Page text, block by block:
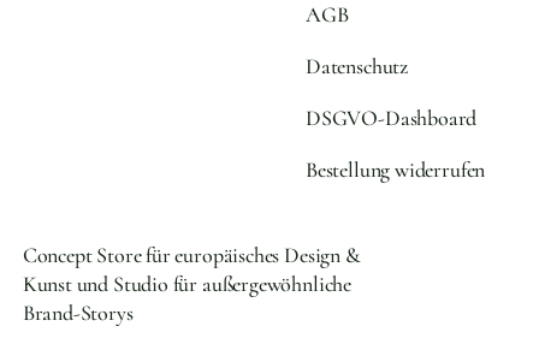
AGB
Datenschutz
DSGVO-Dashboard
Bestellung widerrufen
Concept Store für europäisches Design &
Kunst und Studio für außergewöhnliche
Brand-Storys